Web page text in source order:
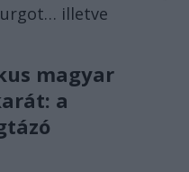
illetve
magyar
a